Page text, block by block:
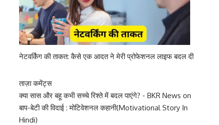
नेटवर्किंग की ताकत: कैसे एक आदत ने मेरी प्रोफेशनल लाइफ बदल दी
ताज़ा कमेंट्स
क्या सास और बहू कभी सच्चे रिश्ते में बदल पाएंगे? - BKR News on
बाप-बेटी की विदाई : मोटिवेशनल कहानी(Motivational Story In
Hindi)